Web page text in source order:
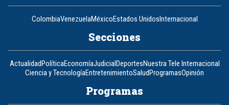
ColombiaVenezuelaMéxicoEstados UnidosInternacional
Secciones
ActualidadPolíticaEconomíaJudicialDeportesNuestra Tele Internacional
Ciencia y TecnologíaEntretenimientoSaludProgramasOpinión
Programas